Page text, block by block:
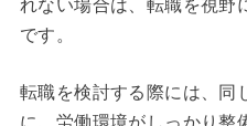
れない場合は、転職を視野
です。
転職を検討する際には、同